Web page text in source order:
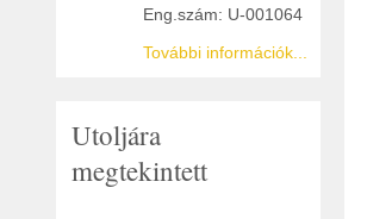
Eng.szám: U-001064
További információk...
Utoljára
megtekintett